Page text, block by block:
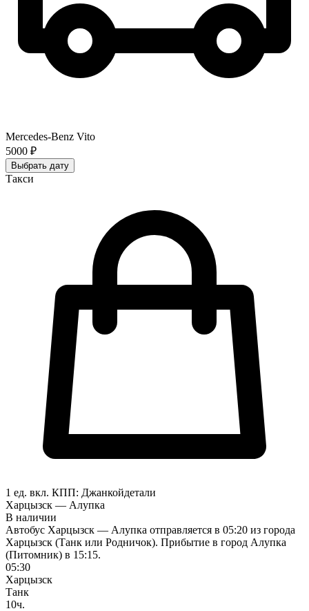
Mercedes-Benz Vito
5000 ₽
Выбрать дату
Такси
1 ед. вкл. КПП: Джанкойдетали
Харцызск — Алупка
В наличии
Автобус Харцызск — Алупка отправляется в 05:20 из города
Харцызск (Танк или Родничок). Прибытие в город Алупка
(Питомник) в 15:15.
05:30
Харцызск
Танк
10ч.